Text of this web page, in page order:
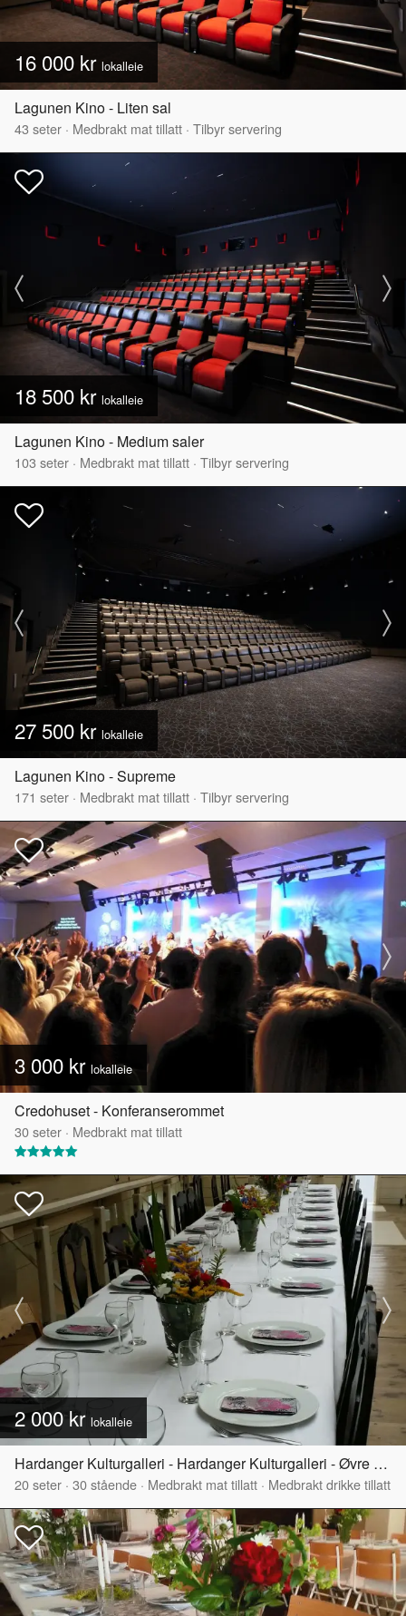
16 000 kr lokalleie
Lagunen Kino - Liten sal
43 seter · Medbrakt mat tillatt · Tilbyr servering
18 500 kr lokalleie
Lagunen Kino - Medium saler
103 seter · Medbrakt mat tillatt · Tilbyr servering
27 500 kr lokalleie
Lagunen Kino - Supreme
171 seter · Medbrakt mat tillatt · Tilbyr servering
3 000 kr lokalleie
Credohuset - Konferanserommet
30seter · Medbrakt mat tillatt
2 000 kr lokalleie
Hardanger Kulturgalleri - Hardanger Kulturgalleri - Øvre del
20seter · 30stående · Medbrakt mat tillatt · Medbrakt drikke tillatt